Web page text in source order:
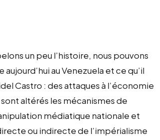
un peu l’histoire, nous pouvons
au Venezuela et ce qu’il
Castro : des attaques à l’économie
altérés les mécanismes de
médiatique nationale et
ou indirecte de l’impérialisme